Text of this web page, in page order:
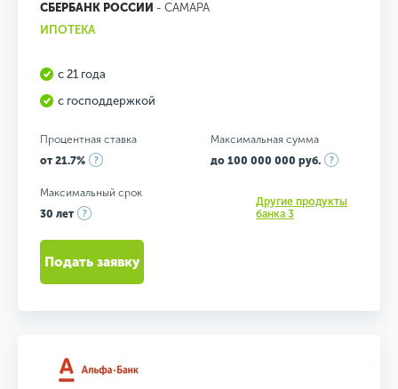
СБЕРБАНК РОССИИ - САМАРА
ИПОТЕКА
с 21 года
с господдержкой
Процентная ставка
от 21.7%
Максимальная сумма
до 100 000 000 руб.
Максимальный срок
30 лет
Другие продукты
банка 3
Подать заявку